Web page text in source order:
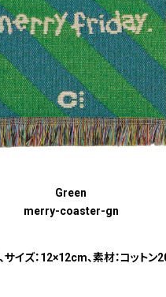
Green
merry-coaster-gn
サイズ：12×12cm、素材：コットン